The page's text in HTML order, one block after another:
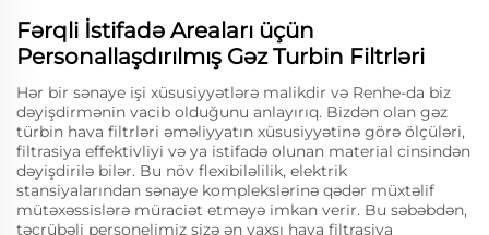
Fərqli İstifadə Areaları üçün
Personallaşdırılmış Gəz Turbin Filtrləri
Hər bir sənaye işi xüsusiyyətlərə malikdir və Renhe-da biz
dəyişdirmənin vacib olduğunu anlayırıq. Bizdən olan gəz
türbin hava filtrləri əməliyyatın xüsusiyyətinə görə ölçüləri,
filtrasiya effektivliyi və ya istifadə olunan material cinsindən
dəyişdirilə bilər. Bu növ flexibiləlilik, elektrik
stansiyalarından sənaye komplekslərinə qədər müxtəlif
mütəxəssislərə müraciət etməyə imkan verir. Bu səbəbdən,
təcrübəli personelimiz sizə ən yaxşı hava filtrasiya